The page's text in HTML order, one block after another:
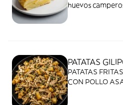
huevos
PATATAS
PATATAS
CON POLLO